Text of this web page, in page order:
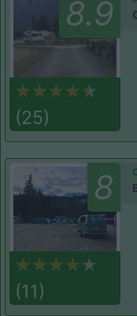
8.9
(25)
8
(11)